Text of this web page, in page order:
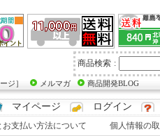
商品検索 :
ジ］ メルマガ 商品開発BLOG
マイページ ログイン
お支払い方法について 個人情報の